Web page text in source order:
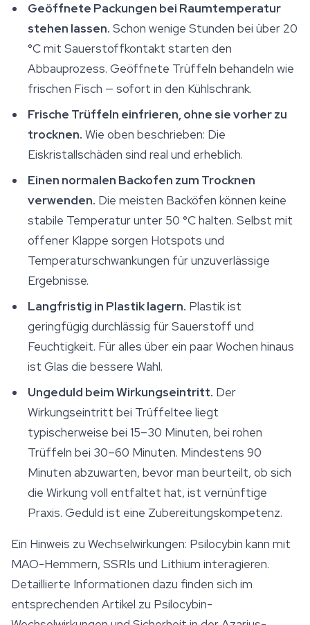
Geöffnete Packungen bei Raumtemperatur
stehen lassen. Schon wenige Stunden bei über 20
°C mit Sauerstoffkontakt starten den
Abbauprozess. Geöffnete Trüffeln behandeln wie
frischen Fisch — sofort in den Kühlschrank.
Frische Trüffeln einfrieren, ohne sie vorher zu
trocknen. Wie oben beschrieben: Die
Eiskristallschäden sind real und erheblich.
Einen normalen Backofen zum Trocknen
verwenden. Die meisten Backöfen können keine
stabile Temperatur unter 50 °C halten. Selbst mit
offener Klappe sorgen Hotspots und
Temperaturschwankungen für unzuverlässige
Ergebnisse.
Langfristig in Plastik lagern. Plastik ist
geringfügig durchlässig für Sauerstoff und
Feuchtigkeit. Für alles über ein paar Wochen hinaus
ist Glas die bessere Wahl.
Ungeduld beim Wirkungseintritt. Der
Wirkungseintritt bei Trüffeltee liegt
typischerweise bei 15–30 Minuten, bei rohen
Trüffeln bei 30–60 Minuten. Mindestens 90
Minuten abzuwarten, bevor man beurteilt, ob sich
die Wirkung voll entfaltet hat, ist vernünftige
Praxis. Geduld ist eine Zubereitungskompetenz.
Ein Hinweis zu Wechselwirkungen: Psilocybin kann mit
MAO-Hemmern, SSRIs und Lithium interagieren.
Detaillierte Informationen dazu finden sich im
entsprechenden Artikel zu Psilocybin-